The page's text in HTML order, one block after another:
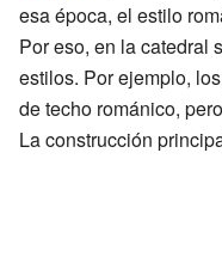
esa época, el estilo
Por eso, en la catedral
estilos. Por ejemplo,
de techo románico,
La construcción